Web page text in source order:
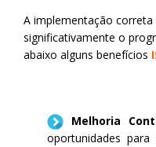
A implementação
significativamente o
abaixo alguns benefícios
Melhoria
oportunidades